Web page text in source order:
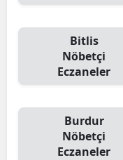
Bitlis
Nöbetçi
Eczaneler
Burdur
Nöbetçi
Eczaneler